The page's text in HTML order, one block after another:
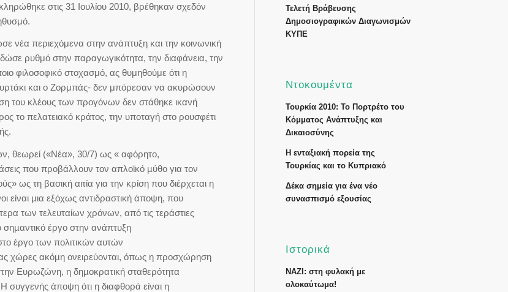
στις 31 Ιουλίου 2010, βρέθηκαν σχεδόν
νέα περιεχόμενα στην ανάπτυξη και την κοινωνική
ρυθμό στην παραγωγικότητα, την διαφάνεια, την
φιλοσοφικό στοχασμό, ας θυμηθούμε ότι η
και ο Ζορμπάς- δεν μπόρεσαν να ακυρώσουν
του κλέους των προγόνων δεν στάθηκε ικανή
το πελατειακό κράτος, την υποταγή στο ρουσφέτι
θεωρεί («Νέα», 30/7) ως « αφόρητο,
που προβάλλουν τον απλοϊκό µύθο για τον
ως τη βασική αιτία για την κρίση που διέρχεται η
είναι µια εξόχως αντιδραστική άποψη, που
των τελευταίων χρόνων, από τις τεράστιες
σηµαντικό έργο στην ανάπτυξη
έργο των πολιτικών αυτών
χώρες ακόµη ονειρεύονται, όπως η προσχώρηση
Ευρωζώνη, η δηµοκρατική σταθερότητα
άποψη ότι η διαφθορά είναι η
Τελετή Βράβευσης
Δημοσιογραφικών Διαγωνισμών
ΚΥΠΕ
Ντοκουμέντα
Τουρκία 2010: Το Πορτρέτο του
Κόμματος Ανάπτυξης και
Δικαιοσύνης
Η ενταξιακή πορεία της
Τουρκίας και το Κυπριακό
Δέκα σημεία για ένα νέο
συνασπισμό εξουσίας
Ιστορικά
ΝΑΖΙ: στη φυλακή με
ολοκαύτωμα!